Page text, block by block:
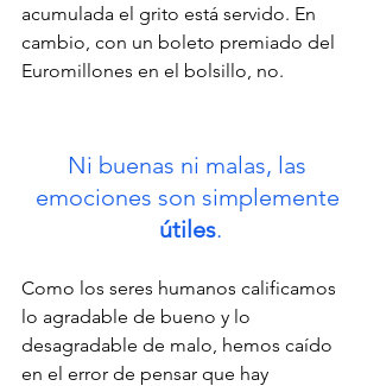
acumulada el grito está servido. En
cambio, con un boleto premiado del
Euromillones en el bolsillo, no.
Ni buenas ni malas, las
emociones son simplemente
útiles.
Como los seres humanos calificamos
lo agradable de bueno y lo
desagradable de malo, hemos caído
en el error de pensar que hay